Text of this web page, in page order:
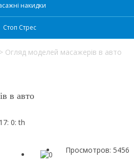
накидки
Стоп Стрес
> Огляд моделей масажерів в авто
в авто
0: th
Просмотров: 5456